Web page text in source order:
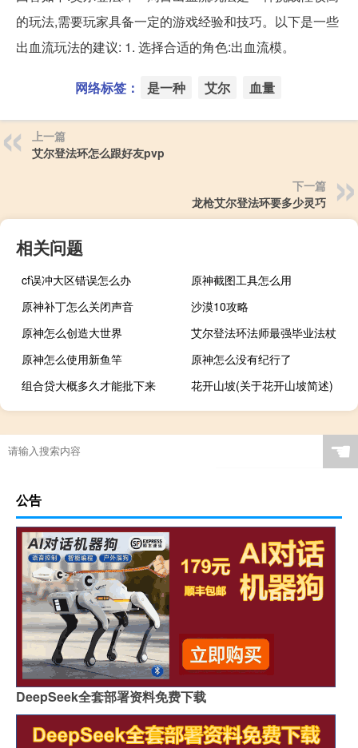
的玩法,需要玩家具备一定的游戏经验和技巧。以下是一些
出血流玩法的建议: 1. 选择合适的角色:出血流模。
网络标签： 是一种 艾尔 血量
上一篇
艾尔登法环怎么跟好友pvp
下一篇
龙枪艾尔登法环要多少灵巧
相关问题
cf误冲大区错误怎么办
原神截图工具怎么用
原神补丁怎么关闭声音
沙漠10攻略
原神怎么创造大世界
艾尔登法环法师最强毕业法杖
原神怎么使用新鱼竿
原神怎么没有纪行了
组合贷大概多久才能批下来
花开山坡(关于花开山坡简述)
☚
公告
DeepSeek全套部署资料免费下载